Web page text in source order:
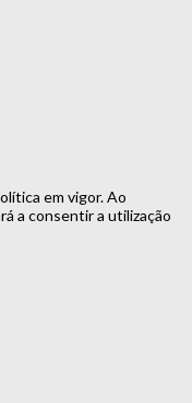
em vigor. Ao
a consentir a utilização